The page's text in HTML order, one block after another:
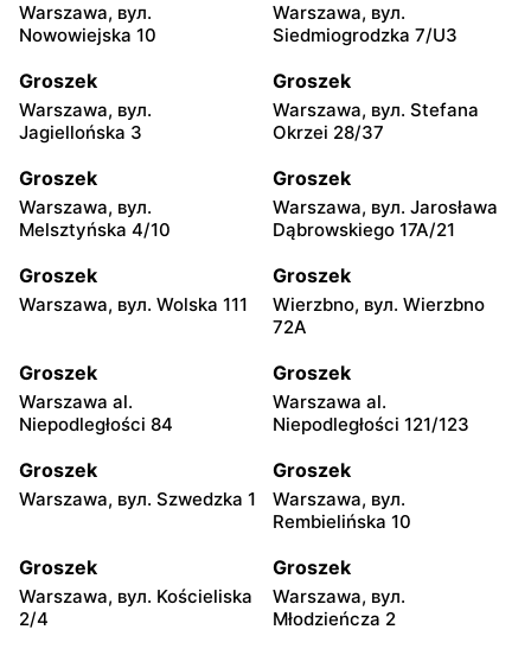
Warszawa, вул.
Nowowiejska 10
Warszawa, вул.
Siedmiogrodzka 7/U3
Groszek
Warszawa, вул.
Jagiellońska 3
Groszek
Warszawa, вул. Stefana
Okrzei 28/37
Groszek
Warszawa, вул.
Melsztyńska 4/10
Groszek
Warszawa, вул. Jarosława
Dąbrowskiego 17A/21
Groszek
Warszawa, вул. Wolska 111
Groszek
Wierzbno, вул. Wierzbno
72A
Groszek
Warszawa al.
Niepodległości 84
Groszek
Warszawa al.
Niepodległości 121/123
Groszek
Warszawa, вул. Szwedzka 1
Groszek
Warszawa, вул.
Rembielińska 10
Groszek
Warszawa, вул. Kościeliska
2/4
Groszek
Warszawa, вул.
Młodzieńcza 2